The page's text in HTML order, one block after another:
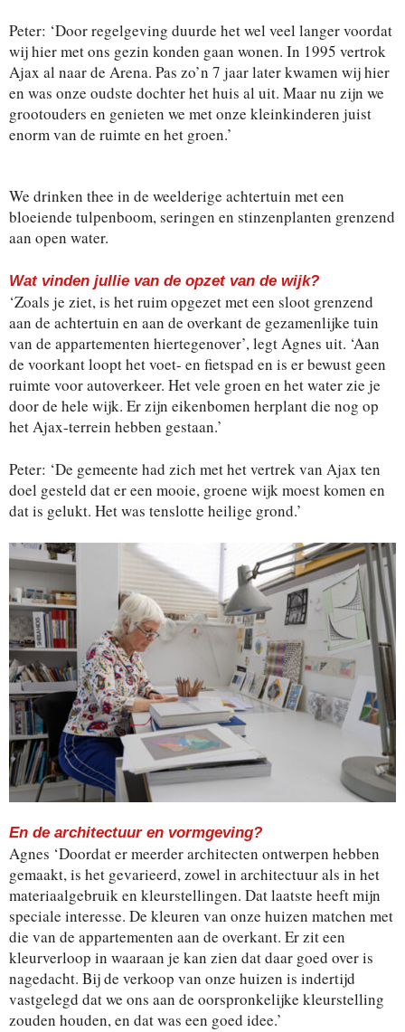
Peter: ‘Door regelgeving duurde het wel veel langer voordat
wij hier met ons gezin konden gaan wonen. In 1995 vertrok
Ajax al naar de Arena. Pas zo’n 7 jaar later kwamen wij hier
en was onze oudste dochter het huis al uit. Maar nu zijn we
grootouders en genieten we met onze kleinkinderen juist
enorm van de ruimte en het groen.’
We drinken thee in de weelderige achtertuin met een
bloeiende tulpenboom, seringen en stinzenplanten grenzend
aan open water.
Wat vinden jullie van de opzet van de wijk?
‘Zoals je ziet, is het ruim opgezet met een sloot grenzend
aan de achtertuin en aan de overkant de gezamenlijke tuin
van de appartementen hiertegenover’, legt Agnes uit. ‘Aan
de voorkant loopt het voet- en fietspad en is er bewust geen
ruimte voor autoverkeer. Het vele groen en het water zie je
door de hele wijk. Er zijn eikenbomen herplant die nog op
het Ajax-terrein hebben gestaan.’
Peter: ‘De gemeente had zich met het vertrek van Ajax ten
doel gesteld dat er een mooie, groene wijk moest komen en
dat is gelukt. Het was tenslotte heilige grond.’
En de architectuur en vormgeving?
Agnes ‘Doordat er meerder architecten ontwerpen hebben
gemaakt, is het gevarieerd, zowel in architectuur als in het
materiaalgebruik en kleurstellingen. Dat laatste heeft mijn
speciale interesse. De kleuren van onze huizen matchen met
die van de appartementen aan de overkant. Er zit een
kleurverloop in waaraan je kan zien dat daar goed over is
nagedacht. Bij de verkoop van onze huizen is indertijd
vastgelegd dat we ons aan de oorspronkelijke kleurstelling
zouden houden, en dat was een goed idee.’